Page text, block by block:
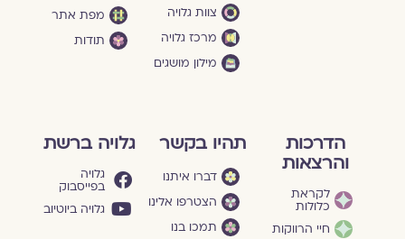
צוות גלויה
מרכז גלויה
מילון מושגים
מפת אתר
תודות
הדרכות
והרצאות
לקראת
כלולות
חיי הרווקות
תהיו בקשר
דברו איתנו
הצטרפו אלינו
תמכו בנו
גלויה ברשת
גלויה
בפייסבוק
גלויה ביוטיוב